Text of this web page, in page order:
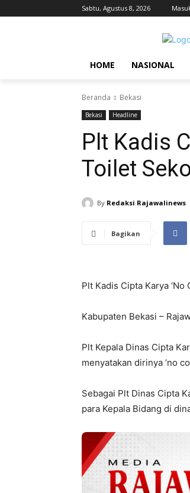
Sabtu, Agustus 8, 2026
HOME NASIONAL
Beranda Bekasi
Bekasi Headline
Plt Kadis
Toilet
By Redaksi Rajawalinews
Bagikan
Plt Kadis Cipta Karya
Kabupaten Bekasi –
Plt Kepala Dinas Cipta
menyatakan dirinya ‘no
Sebagai Plt Dinas Cipta
para Kepala Bidang di